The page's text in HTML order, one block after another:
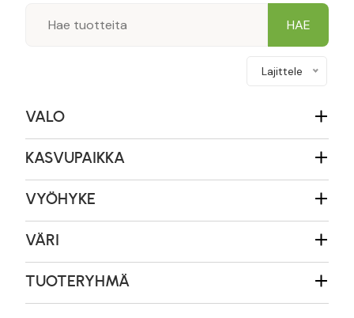
Lajittele
VALO
KASVUPAIKKA
VYÖHYKE
VÄRI
TUOTERYHMÄ